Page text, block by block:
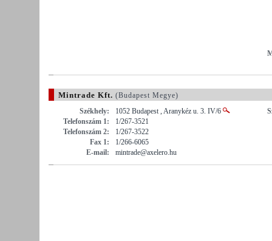
Mintrade Kft. (Budapest Megye)
Székhely:
1052 Budapest , Aranykéz u. 3. IV/6
Telefonszám 1:
1/267-3521
Telefonszám 2:
1/267-3522
Fax 1:
1/266-6065
E-mail:
mintrade@axelero.hu